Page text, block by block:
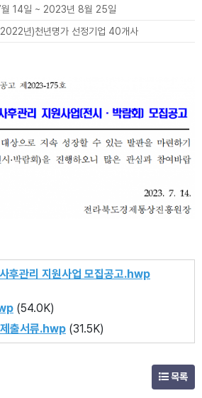
14일 ~ 2023년 8월 25일
년)천년명가 선정기업 40개사
후관리 지원사업 모집공고.hwp
(54.0K)
제출서류.hwp (31.5K)
목록